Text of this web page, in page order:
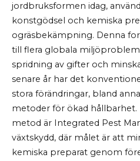
jordbruksformen idag,
konstgödsel och kemiska
ogräsbekämpning. Denna
till flera globala
spridning av gifter och
senare år har det
stora förändringar, bland
metoder för ökad hållbarhet.
metod är Integrated Pest
växtskydd, där målet är att
kemiska preparat genom